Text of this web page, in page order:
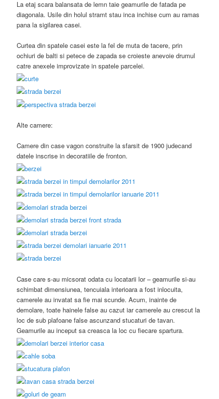
La etaj scara balansata de lemn taie geamurile de fatada pe
diagonala. Usile din holul stramt stau inca inchise cum au ramas
pana la sigilarea casei.
Curtea din spatele casei este la fel de muta de tacere, prin
ochiuri de balti si petece de zapada se croieste anevoie drumul
catre anexele improvizate in spatele parcelei.
Alte camere:
Camere din case vagon construite la sfarsit de 1900 judecand
datele inscrise in decoratiile de fronton.
Case care s-au micsorat odata cu locatarii lor – geamurile si-au
schimbat dimensiunea, tencuiala interioara a fost inlocuita,
camerele au invatat sa fie mai scunde. Acum, inainte de
demolare, toate hainele false au cazut iar camerele au crescut la
loc de sub plafoane false ascunzand stucaturi de tavan.
Geamurile au inceput sa creasca la loc cu fiecare spartura.